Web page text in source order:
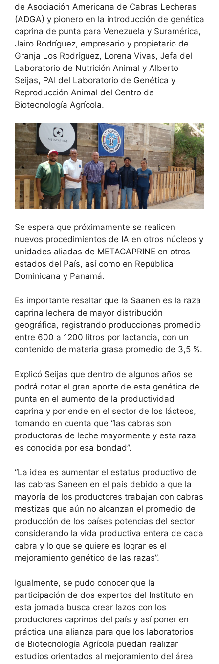
de Asociación Americana de Cabras Lecheras
(ADGA) y pionero en la introducción de genética
caprina de punta para Venezuela y Suramérica,
Jairo Rodríguez, empresario y propietario de
Granja Los Rodríguez, Lorena Vivas, Jefa del
Laboratorio de Nutrición Animal y Alberto
Seijas, PAI del Laboratorio de Genética y
Reproducción Animal del Centro de
Biotecnología Agrícola.
Se espera que próximamente se realicen
nuevos procedimientos de IA en otros núcleos y
unidades aliadas de METACAPRINE en otros
estados del País, así como en República
Dominicana y Panamá.
Es importante resaltar que la Saanen es la raza
caprina lechera de mayor distribución
geográfica, registrando producciones promedio
entre 600 a 1200 litros por lactancia, con un
contenido de materia grasa promedio de 3,5 %.
Explicó Seijas que dentro de algunos años se
podrá notar el gran aporte de esta genética de
punta en el aumento de la productividad
caprina y por ende en el sector de los lácteos,
tomando en cuenta que “las cabras son
productoras de leche mayormente y esta raza
es conocida por esa bondad”.
“La idea es aumentar el estatus productivo de
las cabras Saneen en el país debido a que la
mayoría de los productores trabajan con cabras
mestizas que aún no alcanzan el promedio de
producción de los países potencias del sector
considerando la vida productiva entera de cada
cabra y lo que se quiere es lograr es el
mejoramiento genético de las razas”.
Igualmente, se pudo conocer que la
participación de dos expertos del Instituto en
esta jornada busca crear lazos con los
productores caprinos del país y así poner en
práctica una alianza para que los laboratorios
de Biotecnología Agrícola puedan realizar
estudios orientados al mejoramiento del área